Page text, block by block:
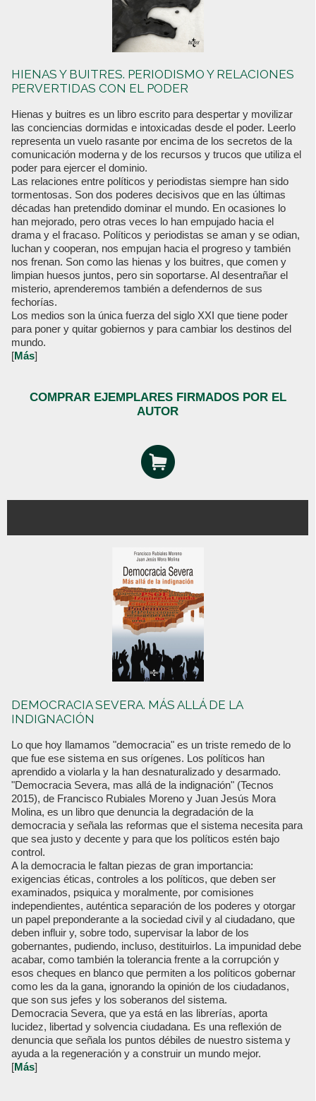
HIENAS Y BUITRES. PERIODISMO Y RELACIONES
PERVERTIDAS CON EL PODER
Hienas y buitres es un libro escrito para despertar y movilizar
las conciencias dormidas e intoxicadas desde el poder. Leerlo
representa un vuelo rasante por encima de los secretos de la
comunicación moderna y de los recursos y trucos que utiliza el
poder para ejercer el dominio.
Las relaciones entre políticos y periodistas siempre han sido
tormentosas. Son dos poderes decisivos que en las últimas
décadas han pretendido dominar el mundo. En ocasiones lo
han mejorado, pero otras veces lo han empujado hacia el
drama y el fracaso. Políticos y periodistas se aman y se odian,
luchan y cooperan, nos empujan hacia el progreso y también
nos frenan. Son como las hienas y los buitres, que comen y
limpian huesos juntos, pero sin soportarse. Al desentrañar el
misterio, aprenderemos también a defendernos de sus
fechorías.
Los medios son la única fuerza del siglo XXI que tiene poder
para poner y quitar gobiernos y para cambiar los destinos del
mundo.
[Más]
COMPRAR EJEMPLARES FIRMADOS POR EL
AUTOR
DEMOCRACIA SEVERA. MÁS ALLÁ DE LA
INDIGNACIÓN
Lo que hoy llamamos "democracia" es un triste remedo de lo
que fue ese sistema en sus orígenes. Los políticos han
aprendido a violarla y la han desnaturalizado y desarmado.
"Democracia Severa, mas allá de la indignación" (Tecnos
2015), de Francisco Rubiales Moreno y Juan Jesús Mora
Molina, es un libro que denuncia la degradación de la
democracia y señala las reformas que el sistema necesita para
que sea justo y decente y para que los políticos estén bajo
control.
A la democracia le faltan piezas de gran importancia:
exigencias éticas, controles a los políticos, que deben ser
examinados, psiquica y moralmente, por comisiones
independientes, auténtica separación de los poderes y otorgar
un papel preponderante a la sociedad civil y al ciudadano, que
deben influir y, sobre todo, supervisar la labor de los
gobernantes, pudiendo, incluso, destituirlos. La impunidad debe
acabar, como también la tolerancia frente a la corrupción y
esos cheques en blanco que permiten a los políticos gobernar
como les da la gana, ignorando la opinión de los ciudadanos,
que son sus jefes y los soberanos del sistema.
Democracia Severa, que ya está en las librerías, aporta
lucidez, libertad y solvencia ciudadana. Es una reflexión de
denuncia que señala los puntos débiles de nuestro sistema y
ayuda a la regeneración y a construir un mundo mejor.
[Más]